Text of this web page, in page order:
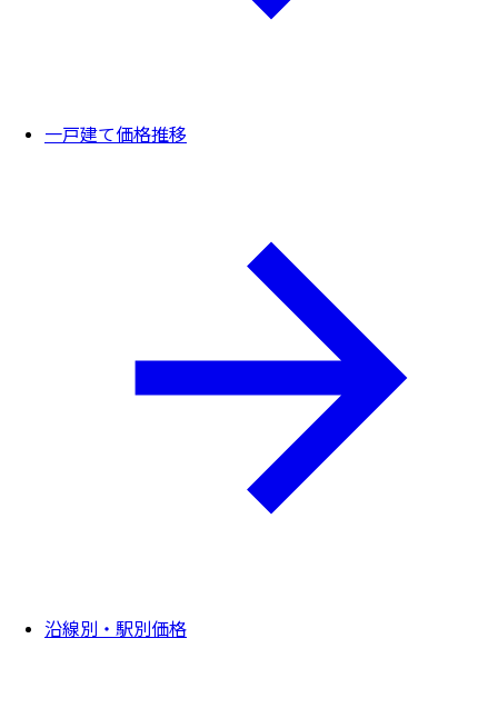
一戸建て価格推移
沿線別・駅別価格